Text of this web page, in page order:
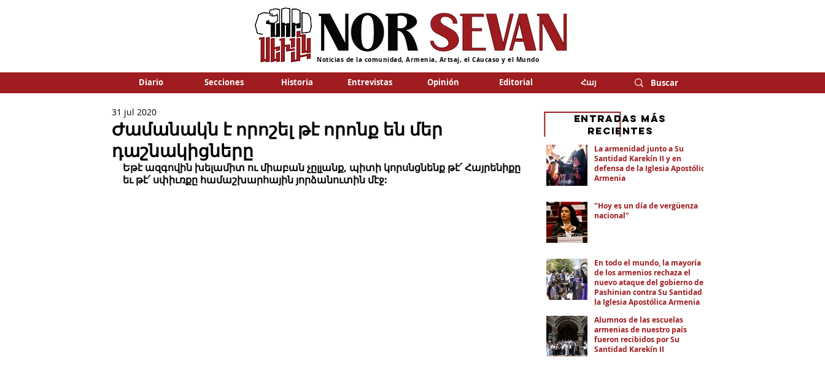
Noticias de la comunidad, Armenia, Artsaj, el Cáucaso y el Mundo
Diario Secciones Historia Entrevistas Opinión Editorial Հայ
Ժամանակն է որոշել թէ որոնք են մեր
դաշնակիցները
31 jul 2020
Եթէ ազգովին խելամիտ ու միաբան չըլլանք, պիտի կորսնցնենք թէ՛ Հայրենիքը
եւ թէ՛ սփիւռքը համաշխարհային յորձանուտին մէջ:
La armenidad junto a Su
Santidad Karekín II y en
defensa de la Iglesia Apostólica
Armenia
"Hoy es un día de vergüenza
nacional"
En todo el mundo, la mayoría
de los armenios rechaza el
nuevo ataque del gobierno de
Pashinian contra Su Santidad y
la Iglesia Apostólica Armenia
Alumnos de las escuelas
armenias de nuestro país
fueron recibidos por Su
Santidad Karekín II
eNTRADAS MÁS
RECIENTES